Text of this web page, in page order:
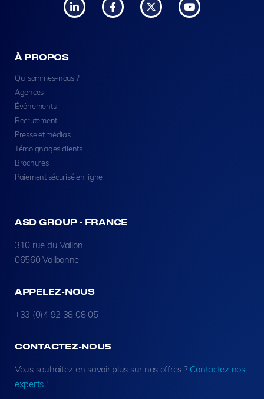
À PROPOS
Qui sommes-nous ?
Agences
Événements
Recrutement
Presse et médias
Témoignages clients
Brochures
Paiement sécurisé en ligne
ASD GROUP - FRANCE
310 rue du Vallon
06560 Valbonne
APPELEZ-NOUS
+33 (0)4 92 38 08 05
CONTACTEZ-NOUS
Vous souhaitez en savoir plus sur nos offres ? Contactez nos
experts !